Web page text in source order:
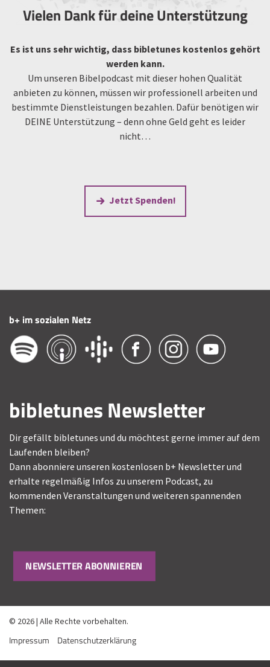
Vielen Dank für deine Unterstützung
Es ist uns sehr wichtig, dass bibletunes kostenlos gehört
werden kann.
Um unseren Bibelpodcast mit dieser hohen Qualität
anbieten zu können, müssen wir professionell arbeiten und
bestimmte Dienstleistungen bezahlen. Dafür benötigen wir
DEINE Unterstützung – denn ohne Geld geht es leider
nicht…
Jetzt Spenden!
b+ im sozialen Netz
bibletunes Newsletter
Dir gefällt bibletunes und du möchtest gerne immer auf dem
Laufenden bleiben?
Dann abonniere unseren kostenlosen b+ Newsletter und
erhalte regelmäßig Infos zu unserem Podcast, zu
kommenden Veranstaltungen und weiteren spannenden
Themen:
NEWSLETTER ABONNIEREN
© 2026 | Alle Rechte vorbehalten.
Impressum Datenschutzerklärung